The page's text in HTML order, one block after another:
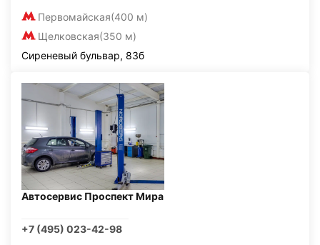
Первомайская(400 м)
Щелковская(350 м)
Сиреневый бульвар, 83б
Автосервис Проспект Мира
+7 (495) 023-42-98